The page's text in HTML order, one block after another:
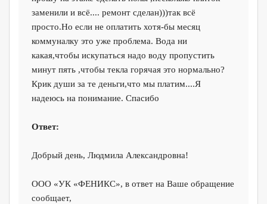
заменили и всё.... ремонт сделан)))так всё
просто.Но если не оплатить хотя-бы месяц
коммуналку это уже проблема. Вода ни
какая,чтобы искупаться надо воду пропустить
минут пять ,чтобы текла горячая это нормально?
Крик души за те деньги,что мы платим....Я
надеюсь на понимание. Спасибо
Ответ:
Добрый день, Людмила Александровна!
ООО «УК «ФЕНИКС», в ответ на Ваше обращение
сообщает,